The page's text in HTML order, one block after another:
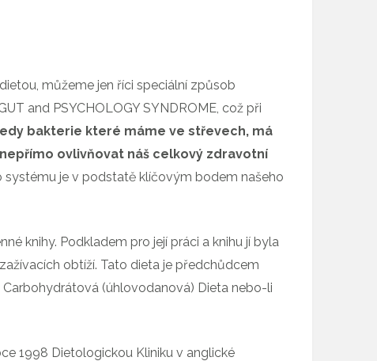
můžeme jen říci speciální způsob
and PSYCHOLOGY SYNDROME, což při
bakterie které máme ve střevech, má
ovlivňovat náš celkový zdravotní
systému je v podstatě klíčovým bodem našeho
knihy. Podkladem pro její práci a knihu jí byla
obtíží. Tato dieta je předchůdcem
Carbohydrátová (úhlovodanová) Dieta nebo-li
1998 Dietologickou Kliniku v anglické